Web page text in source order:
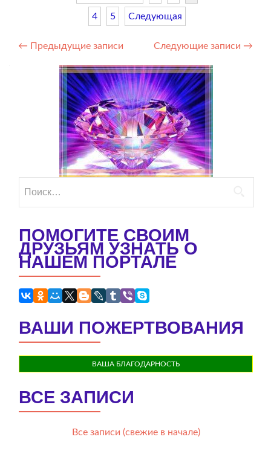
4 5 Следующая
Навигация
записям
← Предыдущие записи Следующие записи →
ПОМОГИТЕ СВОИМ
ДРУЗЬЯМ УЗНАТЬ О
НАШЕМ ПОРТАЛЕ
ВАШИ ПОЖЕРТВОВАНИЯ
ВАША БЛАГОДАРНОСТЬ
ВСЕ ЗАПИСИ
Все записи (свежие в начале)